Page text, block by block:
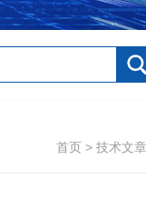
首页 > 技术文章